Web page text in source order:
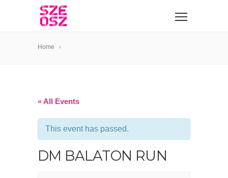
Home
« All Events
This event has passed.
DM BALATON RUN